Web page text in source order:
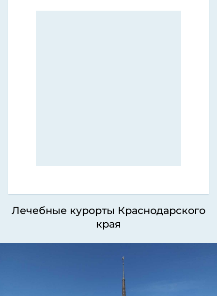
Лечебные курорты Краснодарского
края